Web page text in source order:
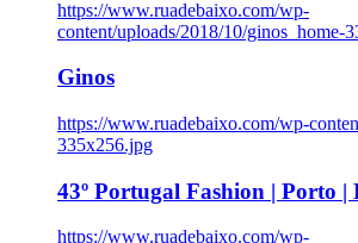
https://www.ruadebaixo.com/wp-
content/uploads/2018/10/ginos_home-
Ginos
https://www.ruadebaixo.com/wp-
335x256.jpg
43º Portugal Fashion | Porto |
https://www.ruadebaixo.com/wp-